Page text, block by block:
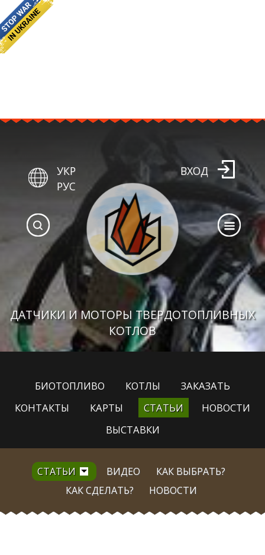
ДАТЧИКИ И МОТОРЫ ТВЕРДОТОПЛИВНЫХ
КОТЛОВ
УКР
РУС
ВХОД
БИОТОПЛИВО КОТЛЫ
ЗАКАЗАТЬ
КОНТАКТЫ
КАРТЫ СТАТЬИ
НОВОСТИ
ВЫСТАВКИ
СТАТЬИ ВИДЕО
КАК ВЫБРАТЬ?
КАК СДЕЛАТЬ?
НОВОСТИ